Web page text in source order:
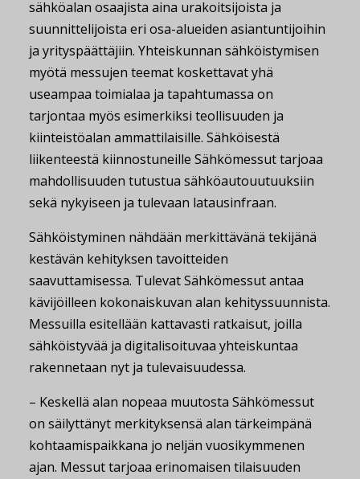
sähköalan osaajista aina urakoitsijoista ja
suunnittelijoista eri osa-alueiden asiantuntijoihin
ja yrityspäättäjiin. Yhteiskunnan sähköistymisen
myötä messujen teemat koskettavat yhä
useampaa toimialaa ja tapahtumassa on
tarjontaa myös esimerkiksi teollisuuden ja
kiinteistöalan ammattilaisille. Sähköisestä
liikenteestä kiinnostuneille Sähkömessut tarjoaa
mahdollisuuden tutustua sähköautouutuuksiin
sekä nykyiseen ja tulevaan latausinfraan.
Sähköistyminen nähdään merkittävänä tekijänä
kestävän kehityksen tavoitteiden
saavuttamisessa. Tulevat Sähkömessut antaa
kävijöilleen kokonaiskuvan alan kehityssuunnista.
Messuilla esitellään kattavasti ratkaisut, joilla
sähköistyvää ja digitalisoituvaa yhteiskuntaa
rakennetaan nyt ja tulevaisuudessa.
– Keskellä alan nopeaa muutosta Sähkömessut
on säilyttänyt merkityksensä alan tärkeimpänä
kohtaamispaikkana jo neljän vuosikymmenen
ajan. Messut tarjoaa erinomaisen tilaisuuden